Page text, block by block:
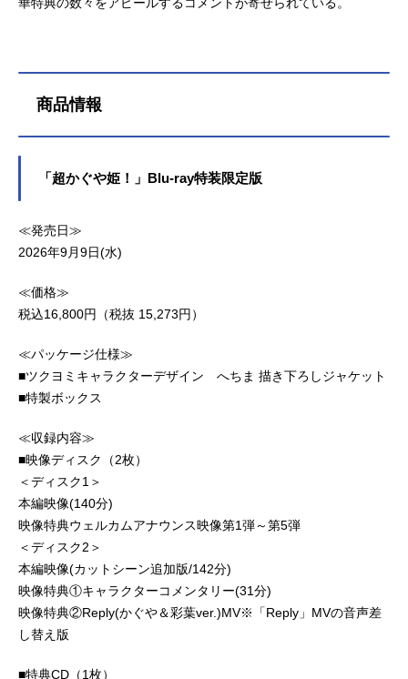
商品情報
「超かぐや姫！」Blu-ray特装限定版
≪発売日≫
2026年9月9日(水)
≪価格≫
税込16,800円（税抜 15,273円）
≪パッケージ仕様≫
■ツクヨミキャラクターデザイン へちま 描き下ろしジャケット
■特製ボックス
≪収録内容≫
■映像ディスク（2枚）
＜ディスク1＞
本編映像(140分)
映像特典ウェルカムアナウンス映像第1弾～第5弾
＜ディスク2＞
本編映像(カットシーン追加版/142分)
映像特典①キャラクターコメンタリー(31分)
映像特典②Reply(かぐや＆彩葉ver.)MV※「Reply」MVの音声差
し替え版
■特典CD（1枚）